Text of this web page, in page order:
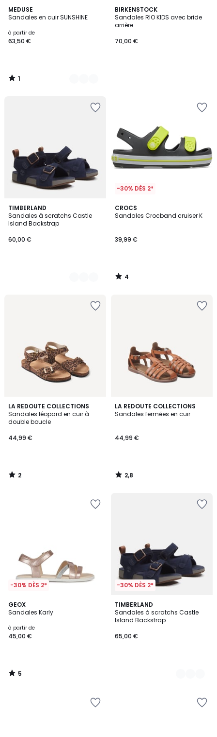
MEDUSE
Sandales en cuir SUNSHINE
à partir de
63,50 €
1
/
3
Couleurs
1
/
BIRKENSTOCK
Sandales RIO KIDS avec bride
arrière
70,00 €
TIMBERLAND
Sandales à scratchs Castle
Island Backstrap
60,00 €
2
Couleurs
-30% DÈS 2*
CROCS
Sandales Crocband cruiser K
39,99 €
4
/
4
/
LA REDOUTE COLLECTIONS
Sandales léopard en cuir à
double boucle
44,99 €
2
/
5
2
/
LA REDOUTE COLLECTIONS
Sandales fermées en cuir
44,99 €
2,8
/ 5
2,8
/
-30% DÈS 2*
GEOX
Sandales Karly
à partir de
45,00 €
5
/
5
/
-30% DÈS 2*
TIMBERLAND
Sandales à scratchs Castle
Island Backstrap
65,00 €
2
Couleurs